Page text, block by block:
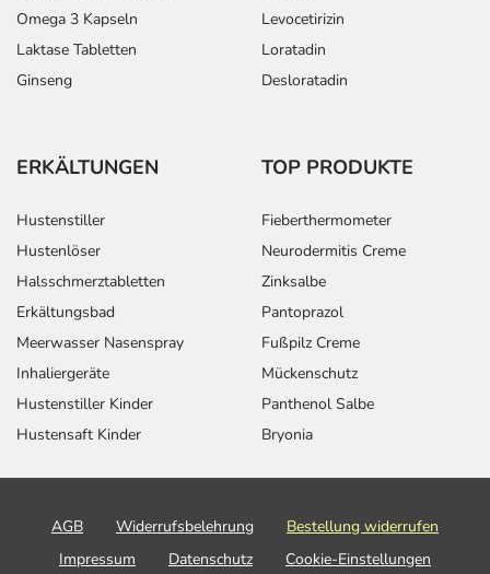
Omega 3 Kapseln
Laktase Tabletten
Ginseng
Levocetirizin
Loratadin
Desloratadin
ERKÄLTUNGEN
Hustenstiller
Hustenlöser
Halsschmerztabletten
Erkältungsbad
Meerwasser Nasenspray
Inhaliergeräte
Hustenstiller Kinder
Hustensaft Kinder
TOP PRODUKTE
Fieberthermometer
Neurodermitis Creme
Zinksalbe
Pantoprazol
Fußpilz Creme
Mückenschutz
Panthenol Salbe
Bryonia
AGB Widerrufsbelehrung
Bestellung widerrufen
Impressum
Datenschutz
Cookie-Einstellungen